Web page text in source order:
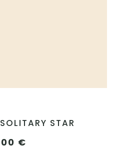
STAR
€